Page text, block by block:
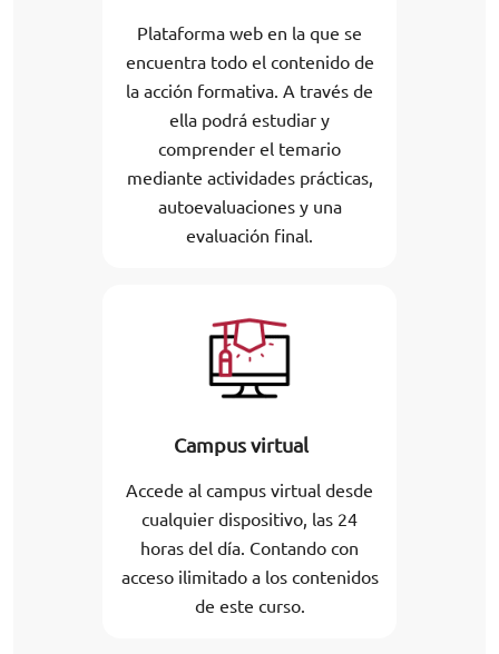
Plataforma web en la que se
encuentra todo el contenido de
la acción formativa. A través de
ella podrá estudiar y
comprender el temario
mediante actividades prácticas,
autoevaluaciones y una
evaluación final.
Campus virtual
Accede al campus virtual desde
cualquier dispositivo, las 24
horas del día. Contando con
acceso ilimitado a los contenidos
de este curso.